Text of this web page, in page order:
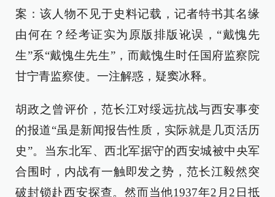
案：该人物不见于史料记载，记者特书其名缘
由何在？经考证实为原版排版讹误，“戴愧先
生”系“戴愧生先生”，而戴愧生时任国府监察院
甘宁青监察使。一注解惑，疑窦冰释。
胡政之曾评价，范长江对绥远抗战与西安事变
的报道“虽是新闻报告性质，实际就是几页活历
史”。当东北军、西北军据守的西安城被中央军
合围时，内战有一触即发之势，范长江毅然突
破封锁赴西安探查。然而当他1937年2月2日抵